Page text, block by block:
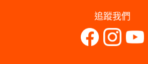
追蹤我們